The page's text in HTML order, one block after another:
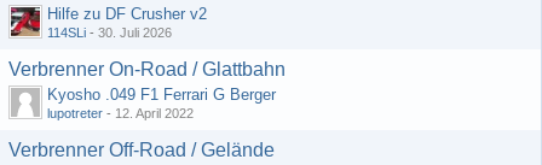
Hilfe zu DF Crusher v2
114SLi - 30. Juli 2026
Verbrenner On-Road / Glattbahn
Kyosho .049 F1 Ferrari G Berger
lupotreter - 12. April 2022
Verbrenner Off-Road / Gelände